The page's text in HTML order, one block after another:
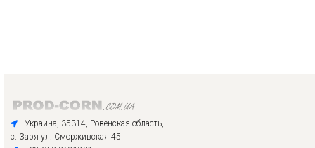
Украина, 35314, Ровенская область,
с. Заря ул. Сморживская 45